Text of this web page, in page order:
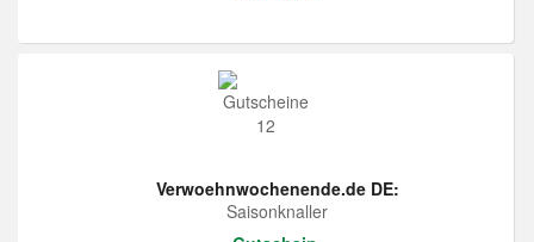
Verwoehnwochenende.de DE:
Saisonknaller